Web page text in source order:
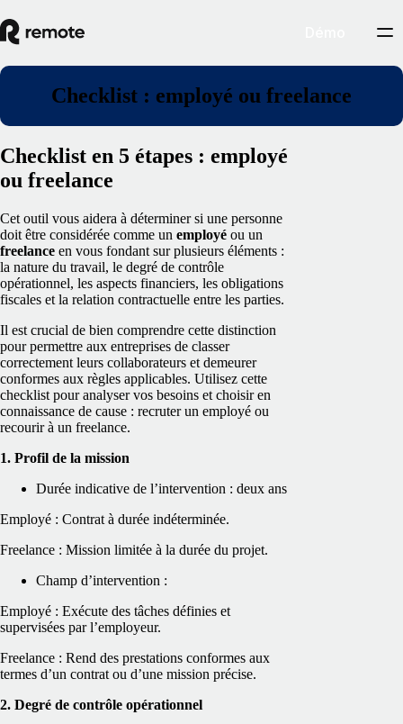
Checklist : employé ou freelance
Checklist en 5 étapes : employé
ou freelance
Cet outil vous aidera à déterminer si une personne
doit être considérée comme un employé ou un
freelance en vous fondant sur plusieurs éléments :
la nature du travail, le degré de contrôle
opérationnel, les aspects financiers, les obligations
fiscales et la relation contractuelle entre les parties.
Il est crucial de bien comprendre cette distinction
pour permettre aux entreprises de classer
correctement leurs collaborateurs et demeurer
conformes aux règles applicables. Utilisez cette
checklist pour analyser vos besoins et choisir en
connaissance de cause : recruter un employé ou
recourir à un freelance.
1. Profil de la mission
Durée indicative de l’intervention : deux ans
Employé : Contrat à durée indéterminée.
Freelance : Mission limitée à la durée du projet.
Champ d’intervention :
Employé : Exécute des tâches définies et
supervisées par l’employeur.
Freelance : Rend des prestations conformes aux
termes d’un contrat ou d’une mission précise.
2. Degré de contrôle opérationnel